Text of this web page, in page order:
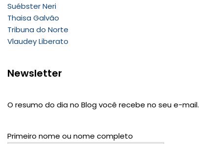
Suébster Neri
Thaisa Galvão
Tribuna do Norte
Vlaudey Liberato
Newsletter
O resumo do dia no Blog você recebe no seu e-mail.
Primeiro nome ou nome completo